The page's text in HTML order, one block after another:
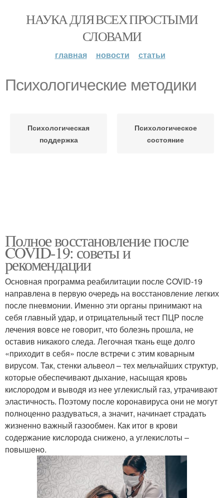
НАУКА ДЛЯ ВСЕХ ПРОСТЫМИ
СЛОВАМИ
главная новости статьи
Психологические методики
Психологическая
поддержка
Психологическое
состояние
Полное восстановление после
COVID-19: советы и
рекомендации
Основная программа реабилитации после COVID-19
направлена в первую очередь на восстановление легких
после пневмонии. Именно эти органы принимают на
себя главный удар, и отрицательный тест ПЦР после
лечения вовсе не говорит, что болезнь прошла, не
оставив никакого следа. Легочная ткань еще долго
«приходит в себя» после встречи с этим коварным
вирусом. Так, стенки альвеол – тех мельчайших структур,
которые обеспечивают дыхание, насыщая кровь
кислородом и выводя из нее углекислый газ, утрачивают
эластичность. Поэтому после коронавируса они не могут
полноценно раздуваться, а значит, начинает страдать
жизненно важный газообмен. Как итог в крови
содержание кислорода снижено, а углекислоты –
повышено.